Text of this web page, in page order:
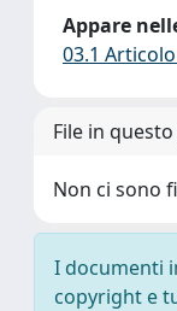
Appare
03.1
File in
Non ci sono
I documenti
copyright e